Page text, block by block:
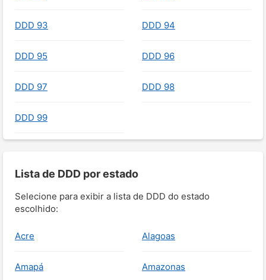
DDD 93 DDD 94
DDD 95 DDD 96
DDD 97 DDD 98
DDD 99
Lista de DDD por estado
Selecione para exibir a lista de DDD do estado
escolhido:
Acre Alagoas
Amapá Amazonas